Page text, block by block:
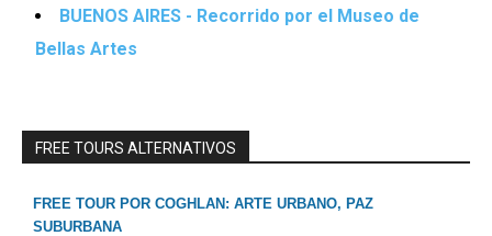
BUENOS AIRES - Recorrido por el Museo de
Bellas Artes
FREE TOURS ALTERNATIVOS
FREE TOUR POR COGHLAN: ARTE URBANO, PAZ
SUBURBANA